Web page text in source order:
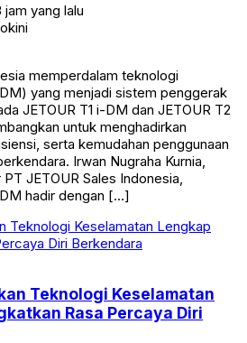
yang lalu
memperdalam teknologi
yang menjadi sistem penggerak
JETOUR T1 i-DM dan JETOUR T2
untuk menghadirkan
serta kemudahan penggunaan
Irwan Nugraha Kurnia,
JETOUR Sales Indonesia,
hadir dengan […]
Teknologi Keselamatan
Rasa Percaya Diri